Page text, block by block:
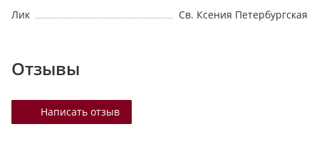
Лик
Св. Ксения Петербургская
Отзывы
Написать отзыв